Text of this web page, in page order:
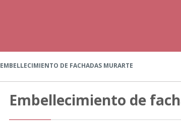
EMBELLECIMIENTO DE FACHADAS MURARTE
Embellecimiento de